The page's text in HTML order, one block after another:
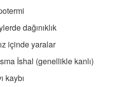
dağınıklık
içinde yaralar
İshal (genellikle kanlı)
kaybı